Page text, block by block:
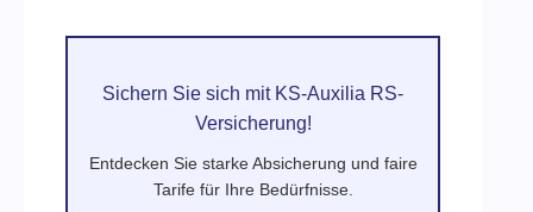
Sichern Sie sich mit KS-Auxilia RS-
Versicherung!
Entdecken Sie starke Absicherung und faire
Tarife für Ihre Bedürfnisse.